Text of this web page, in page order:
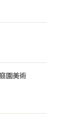
園美術